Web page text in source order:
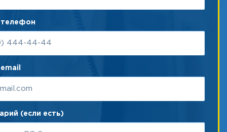
(если есть)